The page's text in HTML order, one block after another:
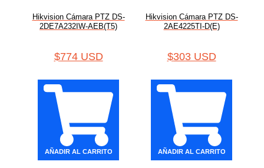
Hikvision Cámara PTZ DS-
2DE7A232IW-AEB(T5)
$774 USD
AÑADIR AL CARRITO
Hikvision Cámara PTZ DS-
2AE4225TI-D(E)
$303 USD
AÑADIR AL CARRITO